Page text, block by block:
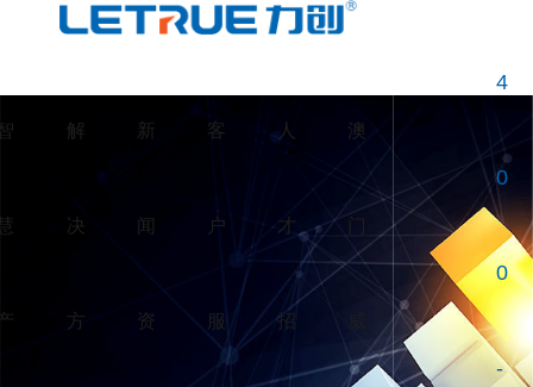
威尼斯人博彩
解
决
方
新
闻
资
客
户
服
人
才
招
澳
4
0
0
-